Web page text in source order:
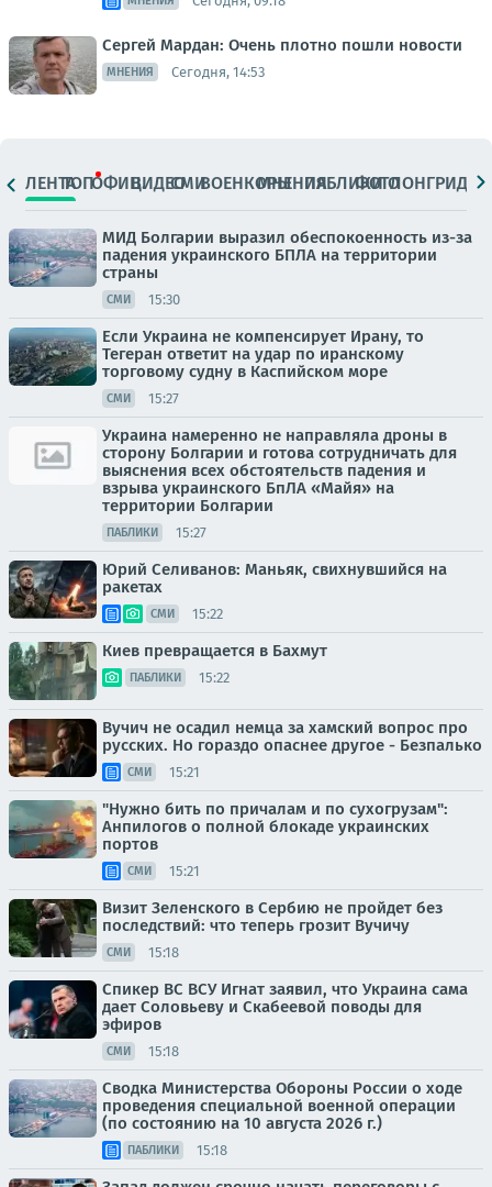
Сергей Мардан: Очень плотно пошли новости
МНЕНИЯ Сегодня, 14:53
ЛЕНТАТОПОФИЦ.ВИДЕОСМИВОЕНКОРЫМНЕНИЯПАБЛИКИ
ФОТОЛОНГРИДЫ
МИД Болгарии выразил обеспокоенность из-за
падения украинского БПЛА на территории
страны
СМИ 15:30
Если Украина не компенсирует Ирану, то
Тегеран ответит на удар по иранскому
торговому судну в Каспийском море
СМИ 15:27
Украина намеренно не направляла дроны в
сторону Болгарии и готова сотрудничать для
выяснения всех обстоятельств падения и
взрыва украинского БпЛА «Майя» на
территории Болгарии
ПАБЛИКИ 15:27
Юрий Селиванов: Маньяк, свихнувшийся на
ракетах
СМИ 15:22
Киев превращается в Бахмут
ПАБЛИКИ 15:22
Вучич не осадил немца за хамский вопрос про
русских. Но гораздо опаснее другое - Безпалько
СМИ 15:21
"Нужно бить по причалам и по сухогрузам":
Анпилогов о полной блокаде украинских
портов
СМИ 15:21
Визит Зеленского в Сербию не пройдет без
последствий: что теперь грозит Вучичу
СМИ 15:18
Спикер ВС ВСУ Игнат заявил, что Украина сама
дает Соловьеву и Скабеевой поводы для
эфиров
СМИ 15:18
Сводка Министерства Обороны России о ходе
проведения специальной военной операции
(по состоянию на 10 августа 2026 г.)
ПАБЛИКИ 15:18